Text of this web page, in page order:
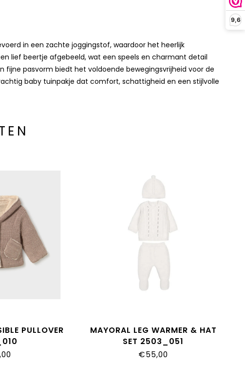
9,6
in een zachte joggingstof, waardoor het heerlijk
lief beertje afgebeeld, wat een speels en charmant detail
fijne pasvorm biedt het voldoende bewegingsvrijheid voor de
baby tuinpakje dat comfort, schattigheid en een stijlvolle
PULLOVER
MAYORAL LEG WARMER & HAT
SET 2503_051
€55,00